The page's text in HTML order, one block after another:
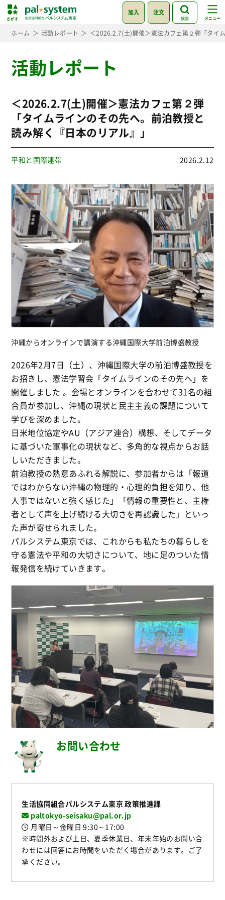
加入 注文
検索
ホーム 活動レポート ＜2026.2.7(土)開催＞憲法カフェ第２弾「タイ
活動レポート
＜2026.2.7(土)開催＞憲法カフェ第２弾
「タイムラインのその先へ。前泊教授と
読み解く『日本のリアル』」
平和と国際連帯 2026.2.12
沖縄からオンラインで講演する沖縄国際大学前泊博盛教授
2026年2月7日（土）、沖縄国際大学の前泊博盛教授を
お招きし、憲法学習会「タイムラインのその先へ」を
開催しました 。会場とオンラインを合わせて31名の組
合員が参加し、沖縄の現状と民主主義の課題について
学びを深めました。
日米地位協定やAU（アジア連合）構想、そしてデータ
に基づいた軍事化の現状など、多角的な視点からお話
しいただきました。
前泊教授の熱意あふれる解説に、参加者からは「報道
ではわからない沖縄の物理的・心理的負担を知り、他
人事ではないと強く感じた」「情報の重要性と、主権
者として声を上げ続ける大切さを再認識した」といっ
た声が寄せられました。
パルシステム東京では、これからも私たちの暮らしを
守る憲法や平和の大切さについて、地に足のついた情
報発信を続けていきます。
お問い合わせ
生活協同組合パルシステム東京 政策推進課
paltokyo-seisaku@pal.or.jp
月曜日～金曜日 9:30～17:00
※時間外および土日、夏季休業日、年末年始のお問い合
わせには回答にお時間をいただく場合があります。ご了
承ください。